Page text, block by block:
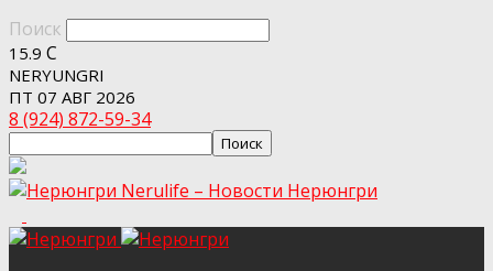
Поиск
15.9 C
NERYUNGRI
ПТ 07 АВГ 2026
8 (924) 872-59-34
Nerulife – Новости Нерюнгри